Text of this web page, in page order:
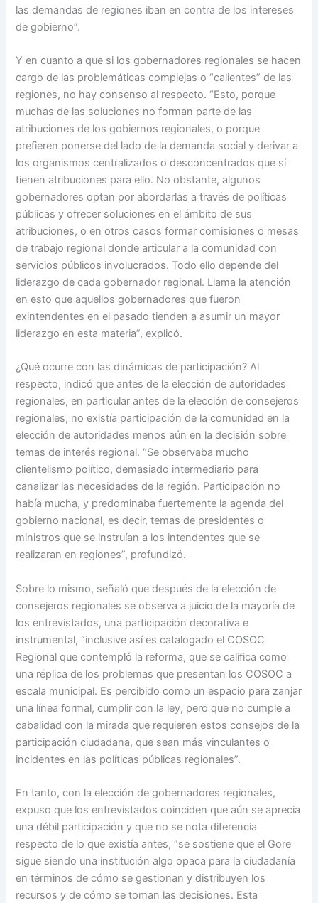
las demandas de regiones iban en contra de los intereses
de gobierno”.
Y en cuanto a que si los gobernadores regionales se hacen
cargo de las problemáticas complejas o “calientes” de las
regiones, no hay consenso al respecto. “Esto, porque
muchas de las soluciones no forman parte de las
atribuciones de los gobiernos regionales, o porque
prefieren ponerse del lado de la demanda social y derivar a
los organismos centralizados o desconcentrados que sí
tienen atribuciones para ello. No obstante, algunos
gobernadores optan por abordarlas a través de políticas
públicas y ofrecer soluciones en el ámbito de sus
atribuciones, o en otros casos formar comisiones o mesas
de trabajo regional donde articular a la comunidad con
servicios públicos involucrados. Todo ello depende del
liderazgo de cada gobernador regional. Llama la atención
en esto que aquellos gobernadores que fueron
exintendentes en el pasado tienden a asumir un mayor
liderazgo en esta materia”, explicó.
¿Qué ocurre con las dinámicas de participación? Al
respecto, indicó que antes de la elección de autoridades
regionales, en particular antes de la elección de consejeros
regionales, no existía participación de la comunidad en la
elección de autoridades menos aún en la decisión sobre
temas de interés regional. “Se observaba mucho
clientelismo político, demasiado intermediario para
canalizar las necesidades de la región. Participación no
había mucha, y predominaba fuertemente la agenda del
gobierno nacional, es decir, temas de presidentes o
ministros que se instruían a los intendentes que se
realizaran en regiones”, profundizó.
Sobre lo mismo, señaló que después de la elección de
consejeros regionales se observa a juicio de la mayoría de
los entrevistados, una participación decorativa e
instrumental, “inclusive así es catalogado el COSOC
Regional que contempló la reforma, que se califica como
una réplica de los problemas que presentan los COSOC a
escala municipal. Es percibido como un espacio para zanjar
una línea formal, cumplir con la ley, pero que no cumple a
cabalidad con la mirada que requieren estos consejos de la
participación ciudadana, que sean más vinculantes o
incidentes en las políticas públicas regionales”.
En tanto, con la elección de gobernadores regionales,
expuso que los entrevistados coinciden que aún se aprecia
una débil participación y que no se nota diferencia
respecto de lo que existía antes, “se sostiene que el Gore
sigue siendo una institución algo opaca para la ciudadanía
en términos de cómo se gestionan y distribuyen los
recursos y de cómo se toman las decisiones. Esta